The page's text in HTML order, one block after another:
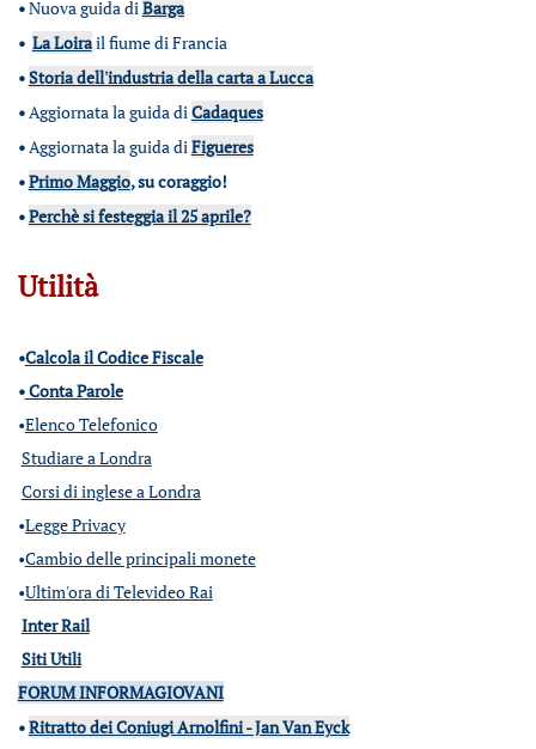
•Nuova guida diBarga
• La Loirail fiume di Francia
•Storia dell'industria della carta a Lucca
•Aggiornata la guida diCadaques
•Aggiornata la guida diFigueres
•Primo Maggio, su coraggio!
•Perchè si festeggia il 25 aprile?
Utilità
•Calcola il Codice Fiscale
•Conta Parole
•Elenco Telefonico
Studiare a Londra
Corsi di inglese a Londra
•Legge Privacy
•Cambio delle principali monete
•Ultim'ora di Televideo Rai
Inter Rail
Siti Utili
FORUM INFORMAGIOVANI
•Ritratto dei Coniugi Arnolfini - Jan Van Eyck